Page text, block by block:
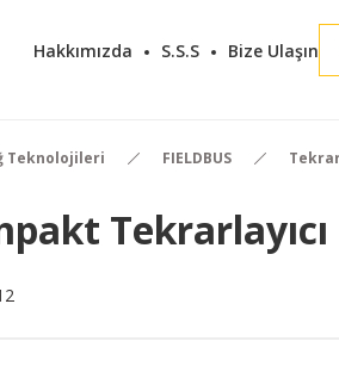
Hakkımızda S.S.S Bize Ulaşın
Teknolojileri FIELDBUS
Tekrarlayıcı